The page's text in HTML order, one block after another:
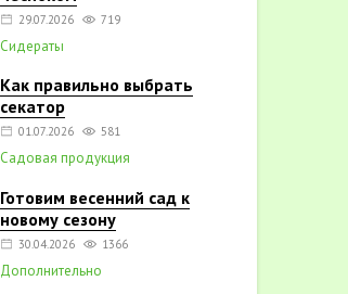
29.07.2026 719
Сидераты
Как правильно выбрать
секатор
01.07.2026 581
Садовая продукция
Готовим весенний сад к
новому сезону
30.04.2026 1366
Дополнительно